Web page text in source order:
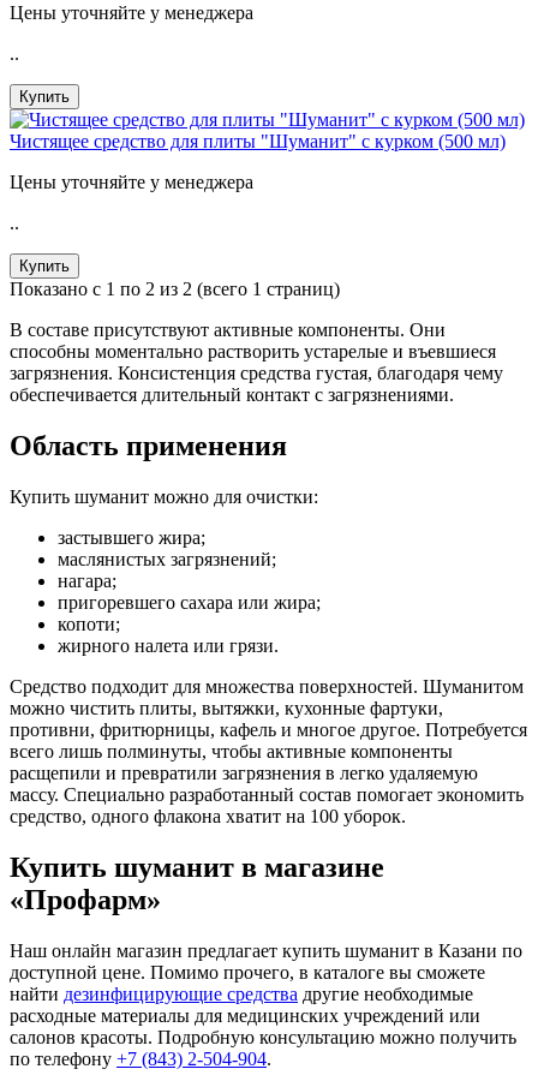
Цены уточняйте у менеджера
..
Купить
Чистящее средство для плиты "Шуманит" с курком (500 мл)
Цены уточняйте у менеджера
..
Купить
Показано с 1 по 2 из 2 (всего 1 страниц)
В составе присутствуют активные компоненты. Они
способны моментально растворить устарелые и въевшиеся
загрязнения. Консистенция средства густая, благодаря чему
обеспечивается длительный контакт с загрязнениями.
Область применения
Купить шуманит можно для очистки:
застывшего жира;
маслянистых загрязнений;
нагара;
пригоревшего сахара или жира;
копоти;
жирного налета или грязи.
Средство подходит для множества поверхностей. Шуманитом
можно чистить плиты, вытяжки, кухонные фартуки,
противни, фритюрницы, кафель и многое другое. Потребуется
всего лишь полминуты, чтобы активные компоненты
расщепили и превратили загрязнения в легко удаляемую
массу. Специально разработанный состав помогает экономить
средство, одного флакона хватит на 100 уборок.
Купить шуманит в магазине
«Профарм»
Наш онлайн магазин предлагает купить шуманит в Казани по
доступной цене. Помимо прочего, в каталоге вы сможете
найти дезинфицирующие средства другие необходимые
расходные материалы для медицинских учреждений или
салонов красоты. Подробную консультацию можно получить
по телефону +7 (843) 2-504-904.